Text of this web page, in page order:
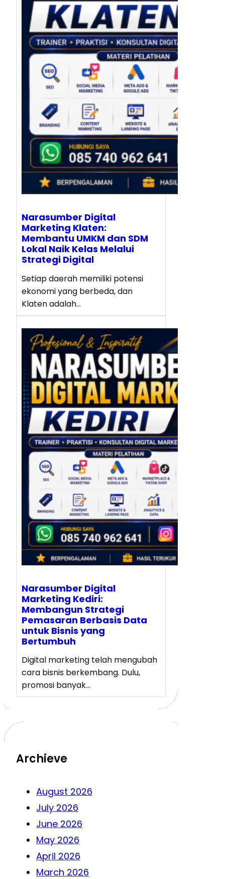
Narasumber Digital
Marketing Klaten:
Membantu UMKM dan SDM
Lokal Naik Kelas Melalui
Strategi Digital
Setiap daerah memiliki potensi
ekonomi yang berbeda, dan
Klaten adalah…
Narasumber Digital
Marketing Kediri:
Membangun Strategi
Pemasaran Berbasis Data
untuk Bisnis yang
Bertumbuh
Digital marketing telah mengubah
cara bisnis berkembang. Dulu,
promosi banyak…
Archieve
August 2026
July 2026
June 2026
May 2026
April 2026
March 2026